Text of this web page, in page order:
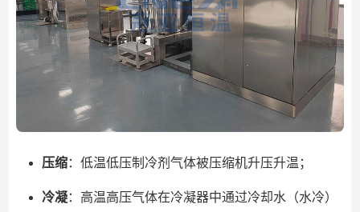
压缩：低温低压制冷剂气体被压缩机升压升温；
冷凝：高温高压气体在冷凝器中通过冷却水（水冷）